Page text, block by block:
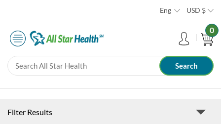
Eng USD $
0
Filter Results